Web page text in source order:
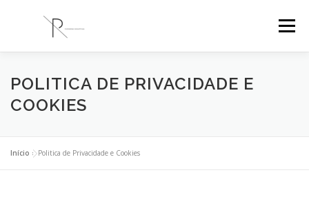
Menu
PR ENGENHARIA A EMPRESA PROJETOS
POLITICA DE PRIVACIDADE E
COOKIES
Início »Politica de Privacidade e Cookies